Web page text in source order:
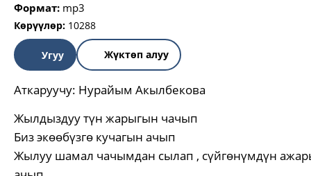
Формат: mp3
Көрүүлөр: 10288
Угуу Жүктөп алуу
Аткаруучу: Нурайым Акылбекова
Жылдыздуу түн жарыгын чачып
Биз экөөбүзгө кучагын ачып
Жылуу шамал чачымдан сылап , сүйгөнүмдүн